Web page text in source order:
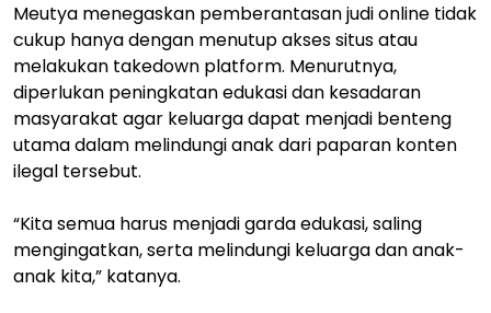
Meutya menegaskan pemberantasan judi online tidak
cukup hanya dengan menutup akses situs atau
melakukan takedown platform. Menurutnya,
diperlukan peningkatan edukasi dan kesadaran
masyarakat agar keluarga dapat menjadi benteng
utama dalam melindungi anak dari paparan konten
ilegal tersebut.
“Kita semua harus menjadi garda edukasi, saling
mengingatkan, serta melindungi keluarga dan anak-
anak kita,” katanya.